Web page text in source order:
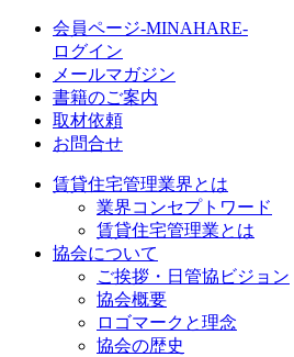
会員ページ-MINAHARE-
ログイン
メールマガジン
書籍のご案内
取材依頼
お問合せ
賃貸住宅管理業界とは
業界コンセプトワード
賃貸住宅管理業とは
協会について
ご挨拶・日管協ビジョン
協会概要
ロゴマークと理念
協会の歴史